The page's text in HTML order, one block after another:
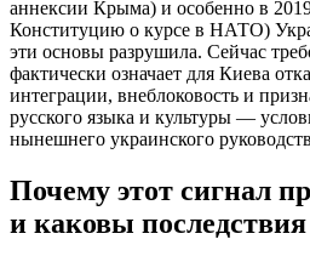
аннексии Крыма) и особенно в
Конституцию о курсе в НАТО)
эти основы разрушила. Сейчас
фактически означает для Киева
интеграции, внеблоковость и
русского языка и культуры —
нынешнего украинского
Почему этот сигнал
и каковы последствия